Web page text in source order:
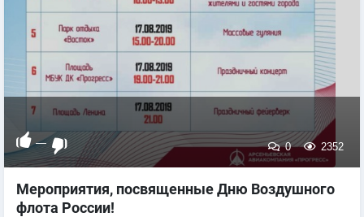
— 0 2352
Мероприятия, посвященные Дню Воздушного
флота России!